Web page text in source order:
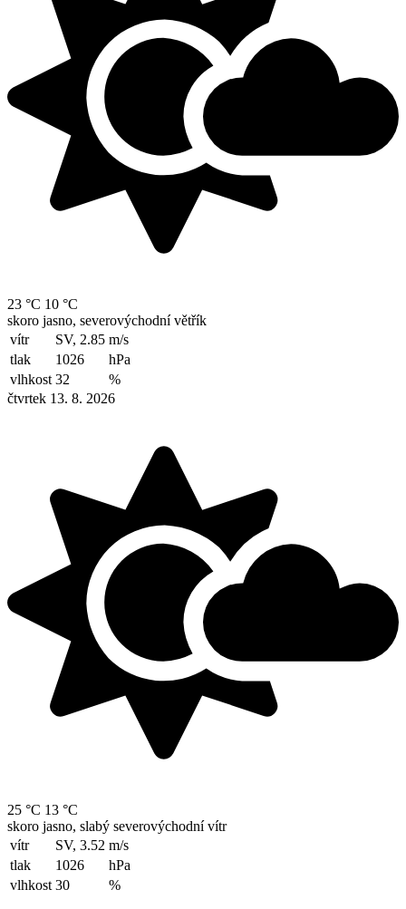
23 °C 10 °C
skoro jasno, severovýchodní větřík
vítr
SV, 2.85 m/s
tlak
1026
hPa
vlhkost 32
%
čtvrtek 13. 8. 2026
25 °C 13 °C
skoro jasno, slabý severovýchodní vítr
vítr
SV, 3.52 m/s
tlak
1026
hPa
vlhkost 30 %